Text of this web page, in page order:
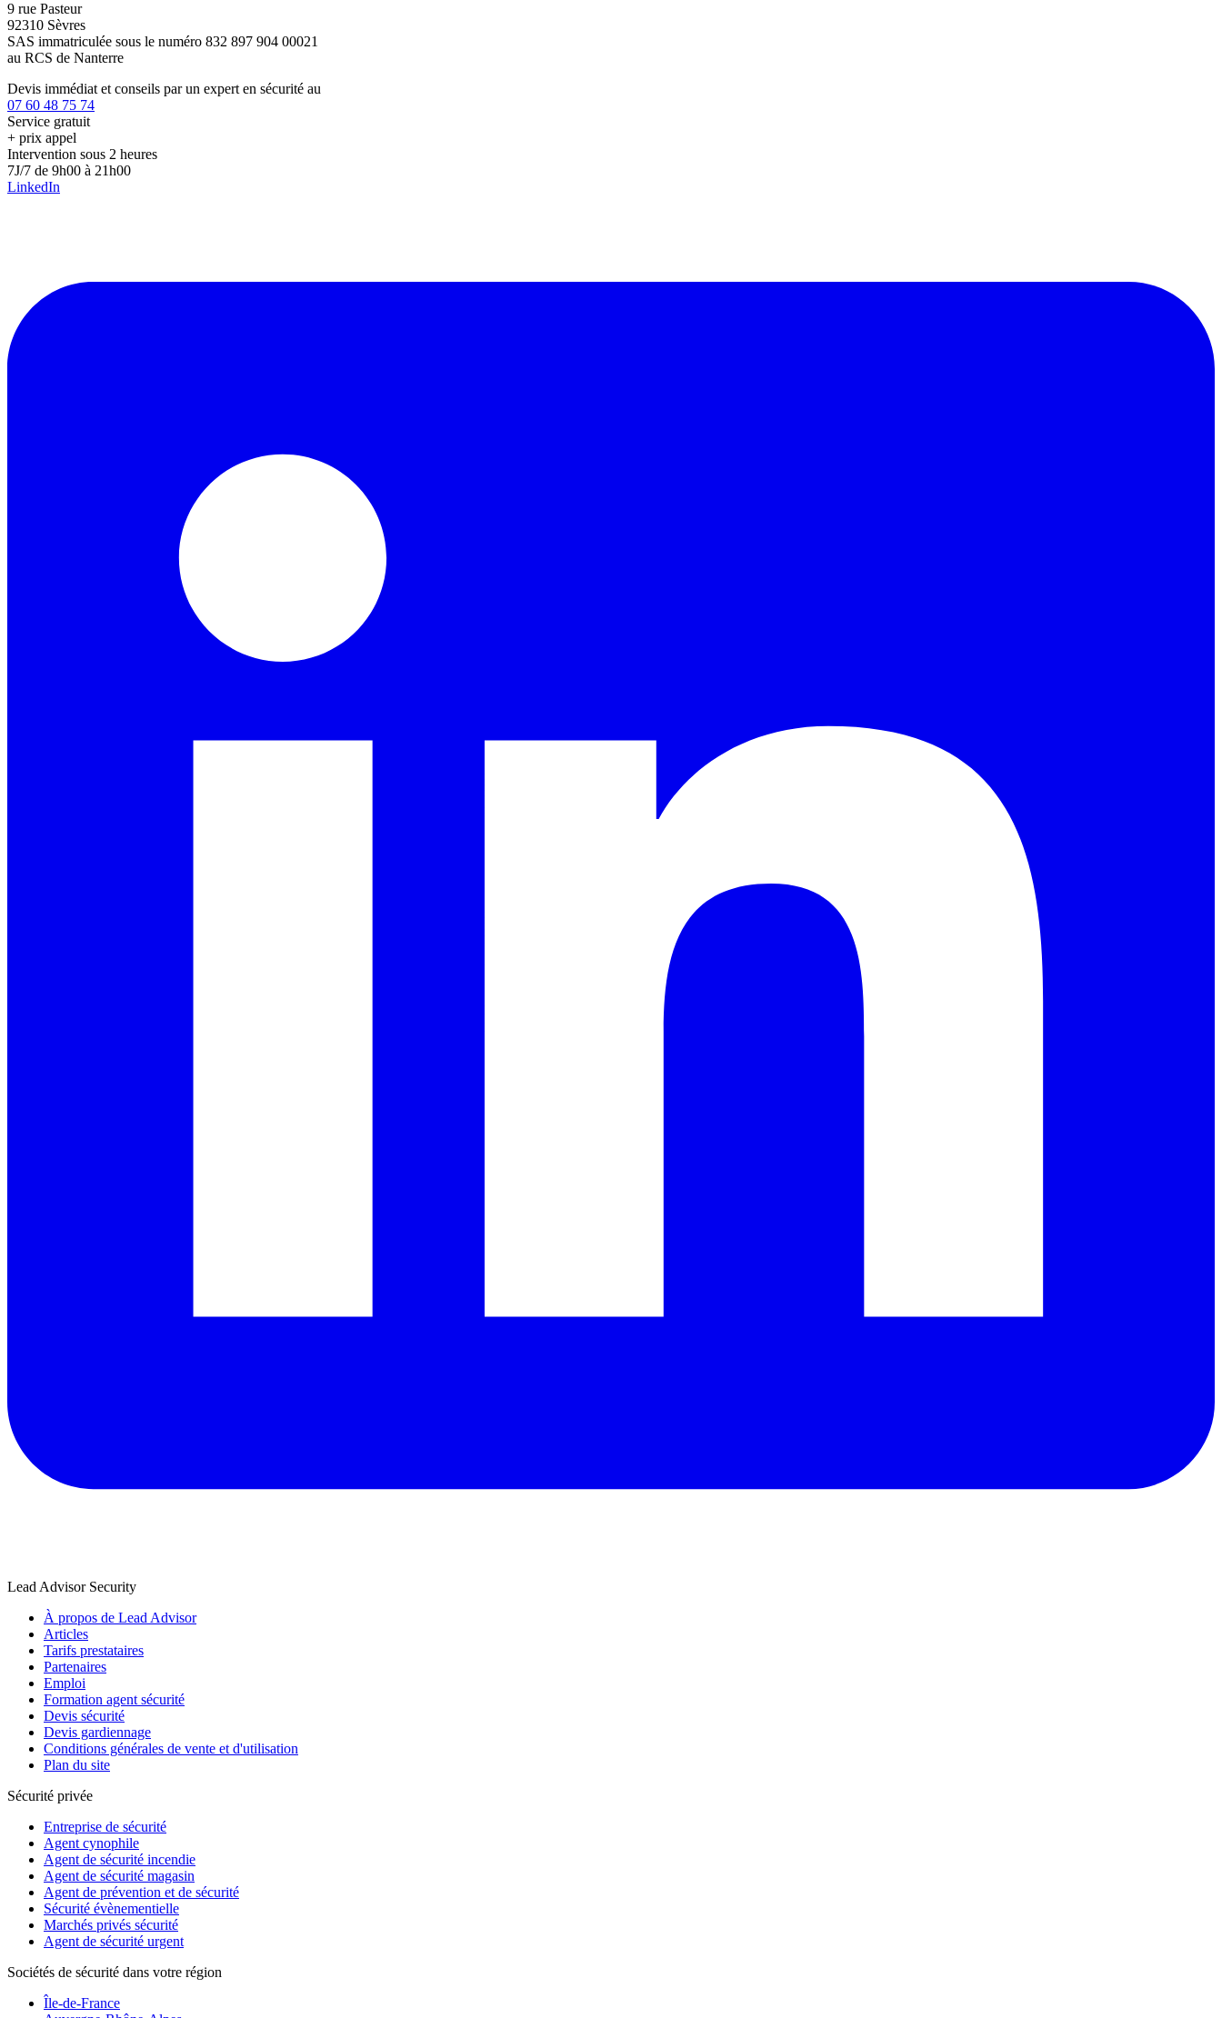
9 rue Pasteur
92310 Sèvres
SAS immatriculée sous le numéro 832 897 904 00021
au RCS de Nanterre
Devis immédiat et conseils par un expert en sécurité au
07 60 48 75 74
Service gratuit
+ prix appel
Intervention sous 2 heures
7J/7 de 9h00 à 21h00
LinkedIn
Lead Advisor Security
À propos de Lead Advisor
Articles
Tarifs prestataires
Partenaires
Emploi
Formation agent sécurité
Devis sécurité
Devis gardiennage
Conditions générales de vente et d'utilisation
Plan du site
Sécurité privée
Entreprise de sécurité
Agent cynophile
Agent de sécurité incendie
Agent de sécurité magasin
Agent de prévention et de sécurité
Sécurité évènementielle
Marchés privés sécurité
Agent de sécurité urgent
Sociétés de sécurité dans votre région
Île-de-France